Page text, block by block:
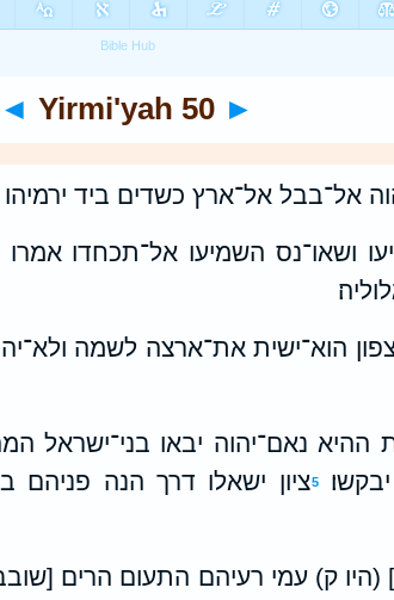
◄ Yirmi'yah 50 ►
אל־בבל אל־ארץ כשדים ביד ירמיהו
ושאו־נס השמיעו אל־תכחדו
הוא־ישית את־ארצה לשמה
נאם־יהוה יבאו בני־ישראל המה
5ציון ישאלו דרך הנה פניהם
(היו ק) עמי רעיהם התעום הרים